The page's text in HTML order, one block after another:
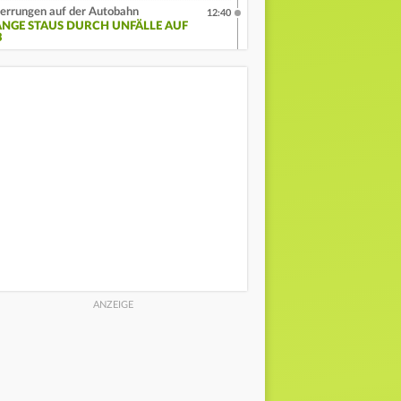
auf der Autobahn
STAUS DURCH UNFÄLLE AUF
12:40